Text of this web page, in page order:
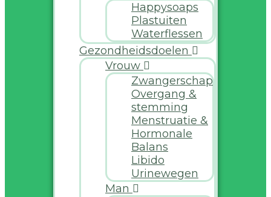
Happysoaps
Plastuiten
Waterflessen
Gezondheidsdoelen
Vrouw
Zwangerschap
Overgang &
stemming
Menstruatie &
Hormonale
Balans
Libido
Urinewegen
Man